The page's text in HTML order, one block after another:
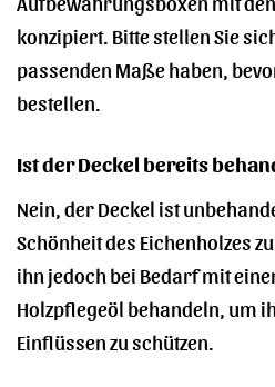
konzipiert. Bitte stellen Sie
passenden Maße haben,
bestellen.
Ist der Deckel bereits
Nein, der Deckel ist
Schönheit des Eichenholzes
ihn jedoch bei Bedarf mit
Holzpflegeöl behandeln, um
Einflüssen zu schützen.